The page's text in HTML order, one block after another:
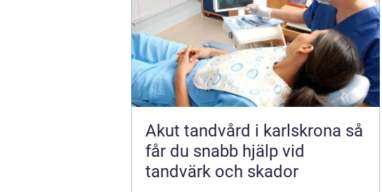
Akut tandvård i karlskrona så
får du snabb hjälp vid
tandvärk och skador